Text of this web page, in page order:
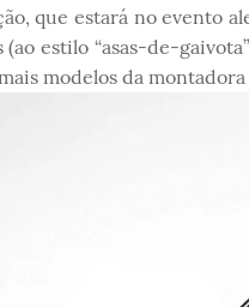
que estará no evento
(ao estilo “asas-de-
modelos da montadora